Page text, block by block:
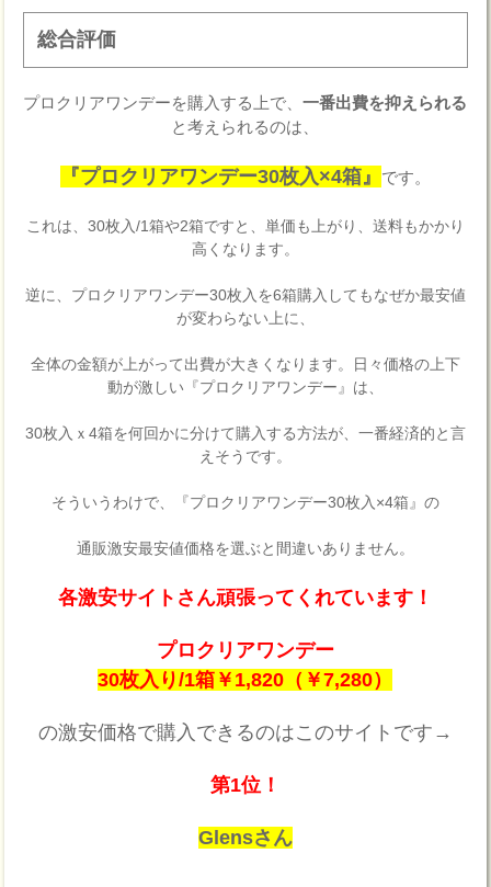
総合評価
プロクリアワンデーを購入する上で、一番出費を抑えられる
と考えられるのは、
『プロクリアワンデー30枚入×4箱』 です。
これは、30枚入/1箱や2箱ですと、単価も上がり、送料もかかり
高くなります。
逆に、プロクリアワンデー30枚入を6箱購入してもなぜか最安値
が変わらない上に、
全体の金額が上がって出費が大きくなります。日々価格の上下
動が激しい『プロクリアワンデー』は、
30枚入ｘ4箱を何回かに分けて購入する方法が、一番経済的と言
えそうです。
そういうわけで、『プロクリアワンデー30枚入×4箱』の
通販激安最安値価格を選ぶと間違いありません。
各激安サイトさん頑張ってくれています！
プロクリアワンデー
30枚入り/1箱￥1,820（￥7,280）
の激安価格で購入できるのはこのサイトです→
第1位！
Glensさん